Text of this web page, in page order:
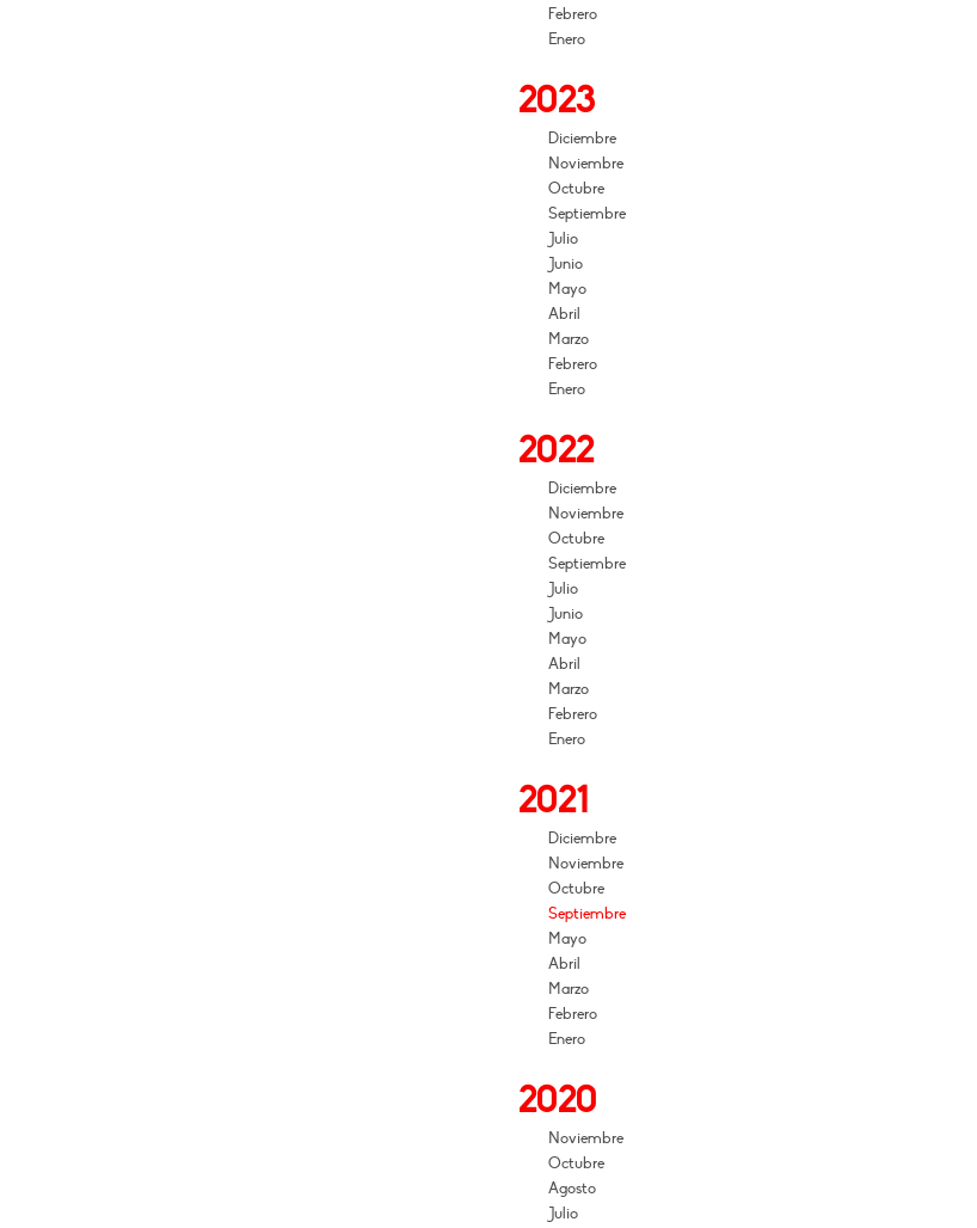
Febrero
Enero
2023
Diciembre
Noviembre
Octubre
Septiembre
Julio
Junio
Mayo
Abril
Marzo
Febrero
Enero
2022
Diciembre
Noviembre
Octubre
Septiembre
Julio
Junio
Mayo
Abril
Marzo
Febrero
Enero
2021
Diciembre
Noviembre
Octubre
Septiembre
Mayo
Abril
Marzo
Febrero
Enero
2020
Noviembre
Octubre
Agosto
Julio